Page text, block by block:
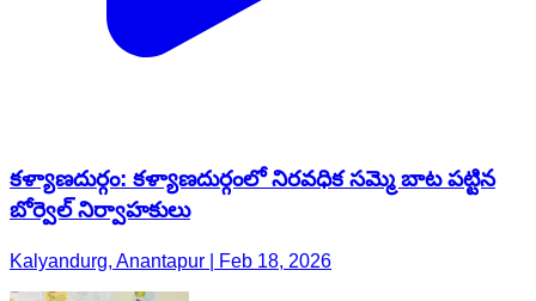
కళ్యాణదుర్గం: కళ్యాణదుర్గంలో నిరవధిక సమ్మె బాట పట్టిన
బోర్వెల్ నిర్వాహకులు
Kalyandurg, Anantapur | Feb 18, 2026